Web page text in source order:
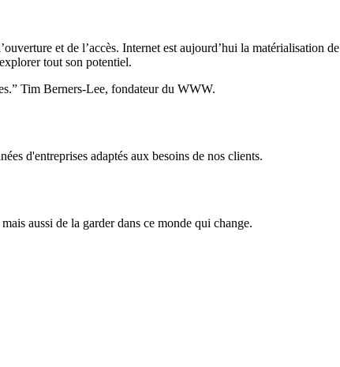
et de l’accès. Internet est aujourd’hui la matérialisation
tout son potentiel.
Tim Berners-Lee, fondateur du WWW.
d'entreprises adaptés aux besoins de nos clients.
aussi de la garder dans ce monde qui change.